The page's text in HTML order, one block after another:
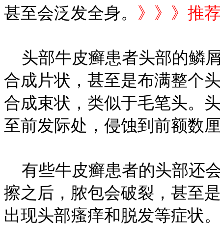
甚至会泛发全身。 》》》推
头部牛皮癣患者头部的鳞
合成片状，甚至是布满整个
合成束状，类似于毛笔头。
至前发际处，侵蚀到前额数
有些牛皮癣患者的头部还
擦之后，脓包会破裂，甚至
出现头部瘙痒和脱发等症状